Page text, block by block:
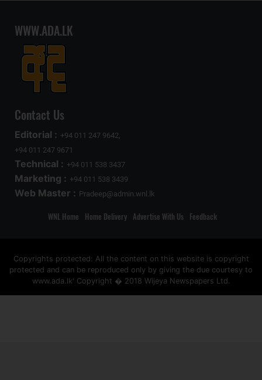
WWW.ADA.LK
Contact Us
Editorial : +94 011 247 9642,
+94 011 247 9671
Technical : +94 011 538 3437
Marketing : +94 011 538 3439
Web Master : Pradeep@admin.wnl.lk
WNL Home Home Delivery Advertise With Us Feedback
Copyrights protected: All the content on this website is copyright
protected and can be reproduced only by giving the due courtesy to
www.ada.lk' Copyright � 2018 Wijeya Newspapers Ltd.